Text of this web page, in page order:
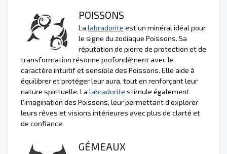
POISSONS
La labradorite est un minéral idéal pour
le signe du zodiaque Poissons. Sa
réputation de pierre de protection et de
transformation résonne profondément avec le
caractère intuitif et sensible des Poissons. Elle aide à
équilibrer et protéger leur aura, tout en renforçant leur
nature spirituelle. La labradorite stimule également
l'imagination des Poissons, leur permettant d'explorer
leurs rêves et visions intérieures avec plus de clarté et
de confiance.
GÉMEAUX